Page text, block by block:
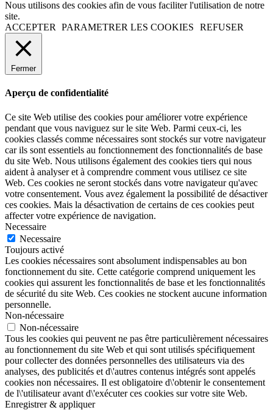
Nous utilisons des cookies afin de vous faciliter l'utilisation de notre
site.
ACCEPTER
PARAMETRER LES COOKIES REFUSER
Fermer
Aperçu de confidentialité
Ce site Web utilise des cookies pour améliorer votre expérience
pendant que vous naviguez sur le site Web. Parmi ceux-ci, les
cookies classés comme nécessaires sont stockés sur votre navigateur
car ils sont essentiels au fonctionnement des fonctionnalités de base
du site Web. Nous utilisons également des cookies tiers qui nous
aident à analyser et à comprendre comment vous utilisez ce site
Web. Ces cookies ne seront stockés dans votre navigateur qu'avec
votre consentement. Vous avez également la possibilité de désactiver
ces cookies. Mais la désactivation de certains de ces cookies peut
affecter votre expérience de navigation.
Necessaire
Necessaire
Toujours activé
Les cookies nécessaires sont absolument indispensables au bon
fonctionnement du site. Cette catégorie comprend uniquement les
cookies qui assurent les fonctionnalités de base et les fonctionnalités
de sécurité du site Web. Ces cookies ne stockent aucune information
personnelle.
Non-nécessaire
Non-nécessaire
Tous les cookies qui peuvent ne pas être particulièrement nécessaires
au fonctionnement du site Web et qui sont utilisés spécifiquement
pour collecter des données personnelles des utilisateurs via des
analyses, des publicités et d\'autres contenus intégrés sont appelés
cookies non nécessaires. Il est obligatoire d\'obtenir le consentement
de l\'utilisateur avant d\'exécuter ces cookies sur votre site Web.
Enregistrer & appliquer